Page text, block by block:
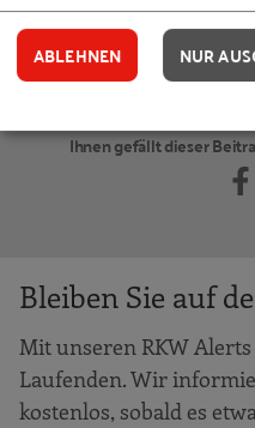
Juliane Kummer
Gründung /
Kontakt
Ihnen gefällt dieser
Bleiben Sie auf
Mit unseren RKW
Laufenden. Wir
kostenlos, sobald es
ABLEHNEN NUR